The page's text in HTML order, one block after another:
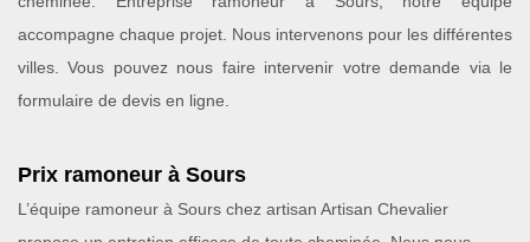
accompagne chaque projet. Nous intervenons pour les différentes
villes. Vous pouvez nous faire intervenir votre demande via le
formulaire de devis en ligne.
Prix ramoneur à Sours
L’équipe ramoneur à Sours chez artisan Artisan Chevalier